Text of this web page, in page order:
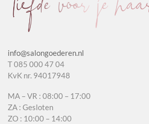
info@salongoederen.nl
T 085 000 47 04
KvK nr. 94017948
MA – VR : 08:00 – 17:00
ZA : Gesloten
ZO : 10:00 – 14:00